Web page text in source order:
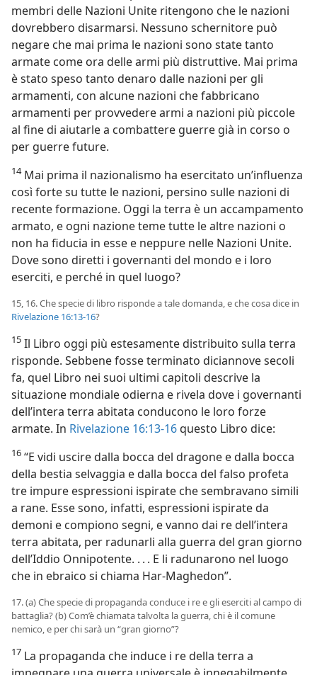
membri delle Nazioni Unite ritengono che le nazioni
dovrebbero disarmarsi. Nessuno schernitore può
negare che mai prima le nazioni sono state tanto
armate come ora delle armi più distruttive. Mai prima
è stato speso tanto denaro dalle nazioni per gli
armamenti, con alcune nazioni che fabbricano
armamenti per provvedere armi a nazioni più piccole
al fine di aiutarle a combattere guerre già in corso o
per guerre future.
14Mai prima il nazionalismo ha esercitato un’influenza
così forte su tutte le nazioni, persino sulle nazioni di
recente formazione. Oggi la terra è un accampamento
armato, e ogni nazione teme tutte le altre nazioni o
non ha fiducia in esse e neppure nelle Nazioni Unite.
Dove sono diretti i governanti del mondo e i loro
eserciti, e perché in quel luogo?
15, 16. Che specie di libro risponde a tale domanda, e che cosa dice in
Rivelazione 16:13-16?
15 Il Libro oggi più estesamente distribuito sulla terra
risponde. Sebbene fosse terminato diciannove secoli
fa, quel Libro nei suoi ultimi capitoli descrive la
situazione mondiale odierna e rivela dove i governanti
dell’intera terra abitata conducono le loro forze
armate. In Rivelazione 16:13-16questo Libro dice:
16 “E vidi uscire dalla bocca del dragone e dalla bocca
della bestia selvaggia e dalla bocca del falso profeta
tre impure espressioni ispirate che sembravano simili
a rane. Esse sono, infatti, espressioni ispirate da
demoni e compiono segni, e vanno dai re dell’intera
terra abitata, per radunarli alla guerra del gran giorno
dell’Iddio Onnipotente. . . . E li radunarono nel luogo
che in ebraico si chiama Har-Maghedon”.
17. (a) Che specie di propaganda conduce i re e gli eserciti al campo di
battaglia? (b) Com’è chiamata talvolta la guerra, chi è il comune
nemico, e per chi sarà un “gran giorno”?
17 La propaganda che induce i re della terra a